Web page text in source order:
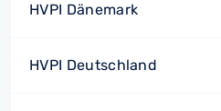
HVPI Dänemark
HVPI Deutschland